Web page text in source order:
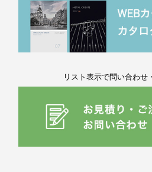
リスト表示で問い合わせ